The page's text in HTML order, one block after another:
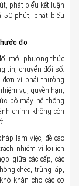
phát biểu kết luận
50 phút; phát biểu
đo
mới phương thức
tin, chuyển đổi số.
đơn vị phải thường
vụ, quyền hạn,
bộ máy hệ thống
chính không còn
làm việc, đề cao
nhiệm vì lợi ích
giữa các cấp, các
chéo, trùng lặp,
khăn cho các cơ